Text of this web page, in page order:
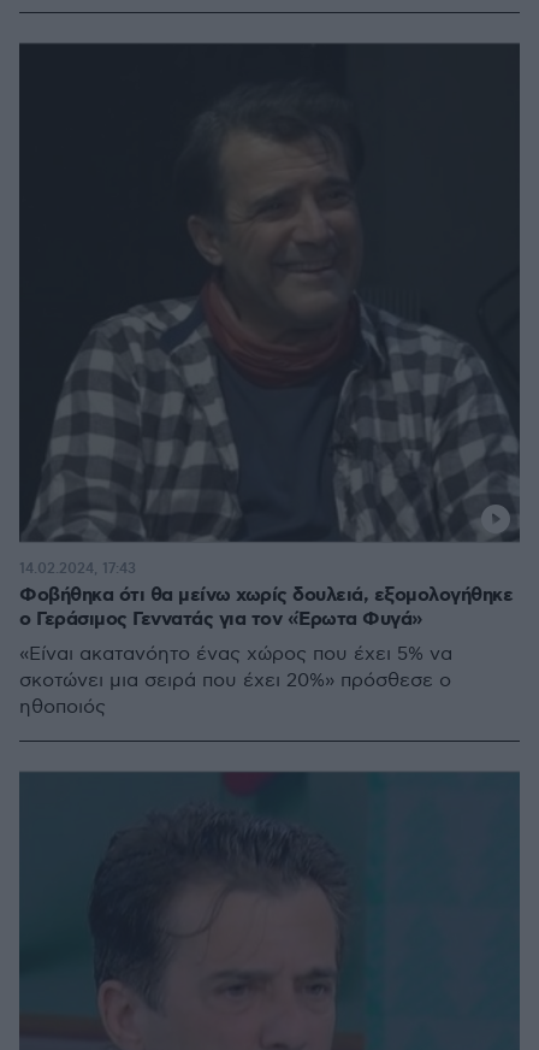
Φοβήθηκα ότι θα μείνω χωρίς δουλειά, εξομολογήθηκε
ο Γεράσιμος Γεννατάς για τον «Έρωτα Φυγά»
«Είναι ακατανόητο ένας χώρος που έχει 5% να
σκοτώνει μια σειρά που έχει 20%» πρόσθεσε ο
ηθοποιός
14.02.2024, 17:43